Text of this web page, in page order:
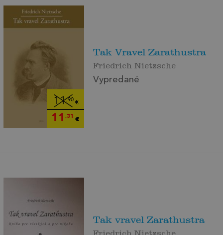
11,90€
11 ,31 €
Tak Vravel Zarathustra
Friedrich Nietzsche
Vypredané
Tak vravel Zarathustra
Friedrich Nietzsche